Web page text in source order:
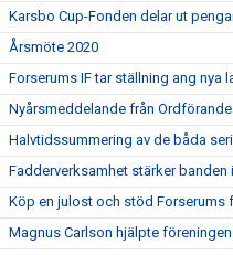
Karsbo Cup-Fonden delar ut
Årsmöte 2020
Forserums IF tar ställning ang nya
Nyårsmeddelande från Ordförande
Halvtidssummering av de båda
Fadderverksamhet stärker banden
Köp en julost och stöd Forserums
Magnus Carlson hjälpte